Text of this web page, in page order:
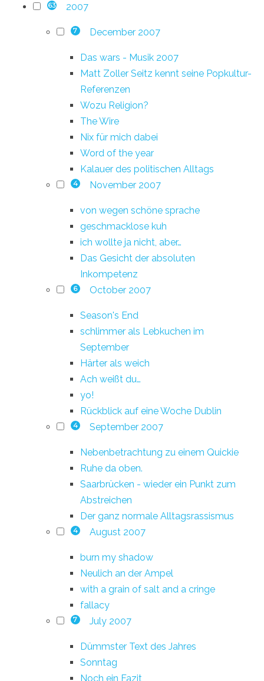
63 2007
7 December 2007
Das wars - Musik 2007
Matt Zoller Seitz kennt seine Popkultur-
Referenzen
Wozu Religion?
The Wire
Nix für mich dabei
Word of the year
Kalauer des politischen Alltags
4 November 2007
von wegen schöne sprache
geschmacklose kuh
ich wollte ja nicht, aber…
Das Gesicht der absoluten
Inkompetenz
6 October 2007
Season's End
schlimmer als Lebkuchen im
September
Härter als weich
Ach weißt du…
yo!
Rückblick auf eine Woche Dublin
4 September 2007
Nebenbetrachtung zu einem Quickie
Ruhe da oben.
Saarbrücken - wieder ein Punkt zum
Abstreichen
Der ganz normale Alltagsrassismus
4 August 2007
burn my shadow
Neulich an der Ampel
with a grain of salt and a cringe
fallacy
7 July 2007
Dümmster Text des Jahres
Sonntag
Noch ein Fazit